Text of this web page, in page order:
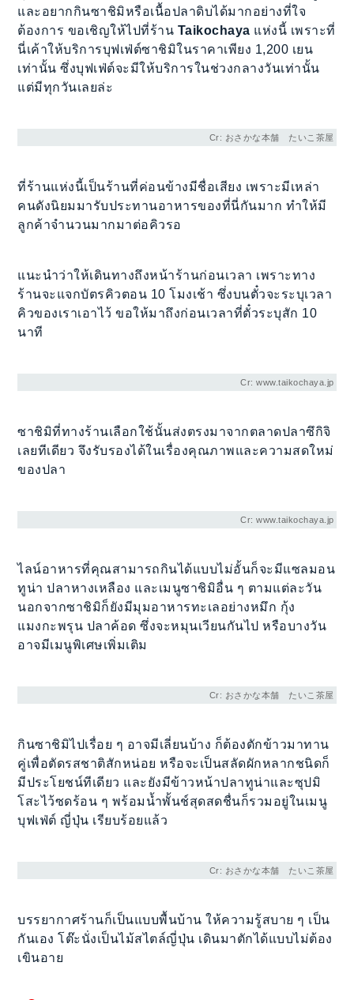
และอยากกินซาชิมิหรือเนื้อปลาดิบได้มากอย่างที่ใจ
ต้องการ ขอเชิญให้ไปที่ร้าน Taikochaya แห่งนี้ เพราะที่
นี่เค้าให้บริการบุฟเฟ่ต์ซาชิมิในราคาเพียง 1,200 เยน
เท่านั้น ซึ่งบุฟเฟ่ต์จะมีให้บริการในช่วงกลางวันเท่านั้น
แต่มีทุกวันเลยล่ะ
Cr: おさかな本舗 たいこ茶屋
ที่ร้านแห่งนี้เป็นร้านที่ค่อนข้างมีชื่อเสียง เพราะมีเหล่า
คนดังนิยมมารับประทานอาหารของที่นี่กันมาก ทำให้มี
ลูกค้าจำนวนมากมาต่อคิวรอ
แนะนำว่าให้เดินทางถึงหน้าร้านก่อนเวลา เพราะทาง
ร้านจะแจกบัตรคิวตอน 10 โมงเช้า ซึ่งบนตั๋วจะระบุเวลา
คิวของเราเอาไว้ ขอให้มาถึงก่อนเวลาที่ตั๋วระบุสัก 10
นาที
Cr: www.taikochaya.jp
ซาชิมิที่ทางร้านเลือกใช้นั้นส่งตรงมาจากตลาดปลาซึกิจิ
เลยทีเดียว จึงรับรองได้ในเรื่องคุณภาพและความสดใหม่
ของปลา
Cr: www.taikochaya.jp
ไลน์อาหารที่คุณสามารถกินได้แบบไม่อั้นก็จะมีแซลมอน
ทูน่า ปลาหางเหลือง และเมนูซาชิมิอื่น ๆ ตามแต่ละวัน
นอกจากซาชิมิก็ยังมีมุมอาหารทะเลอย่างหมึก กุ้ง
แมงกะพรุน ปลาค้อด ซึ่งจะหมุนเวียนกันไป หรือบางวัน
อาจมีเมนูพิเศษเพิ่มเติม
Cr: おさかな本舗 たいこ茶屋
กินซาชิมิไปเรื่อย ๆ อาจมีเลี่ยนบ้าง ก็ต้องตักข้าวมาทาน
คู่เพื่อตัดรสชาติสักหน่อย หรือจะเป็นสลัดผักหลากชนิดก็
มีประโยชน์ทีเดียว และยังมีข้าวหน้าปลาทูน่าและซุปมิ
โสะไว้ซดร้อน ๆ พร้อมน้ำพั้นช์สุดสดชื่นก็รวมอยู่ในเมนู
บุฟเฟ่ต์ ญี่ปุ่น เรียบร้อยแล้ว
Cr: おさかな本舗 たいこ茶屋
บรรยากาศร้านก็เป็นแบบพื้นบ้าน ให้ความรู้สบาย ๆ เป็น
กันเอง โต๊ะนั่งเป็นไม้สไตล์ญี่ปุ่น เดินมาตักได้แบบไม่ต้อง
เขินอาย